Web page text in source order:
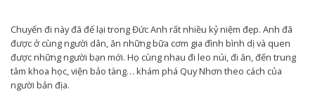
Chuyến đi này đã để lại trong Đức Anh rất nhiều kỷ niệm đẹp. Anh đã
được ở cùng người dân, ăn những bữa cơm gia đình bình dị và quen
được những người bạn mới. Họ cùng nhau đi leo núi, đi ăn, đến trung
tâm khoa học, viện bảo tàng… khám phá Quy Nhơn theo cách của
người bản địa.